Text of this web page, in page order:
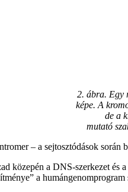
2. ábra. Egy
képe. A
de a
mutató
– a sejtosztódások során
közepén a DNS-szerkezet
a humángenomprogram